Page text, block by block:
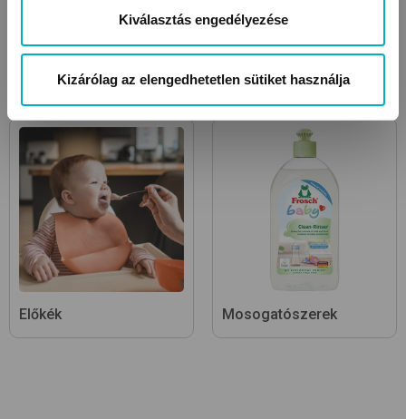
Kiválasztás engedélyezése
Kizárólag az elengedhetetlen sütiket használja
Sterilizáló készülékek és
kiegészítők
Előkék Mosogatószerek